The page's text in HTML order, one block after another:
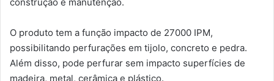
construção e manutenção.
O produto tem a função impacto de 27000 IPM,
possibilitando perfurações em tijolo, concreto e pedra.
Além disso, pode perfurar sem impacto superfícies de
madeira, metal, cerâmica e plástico.